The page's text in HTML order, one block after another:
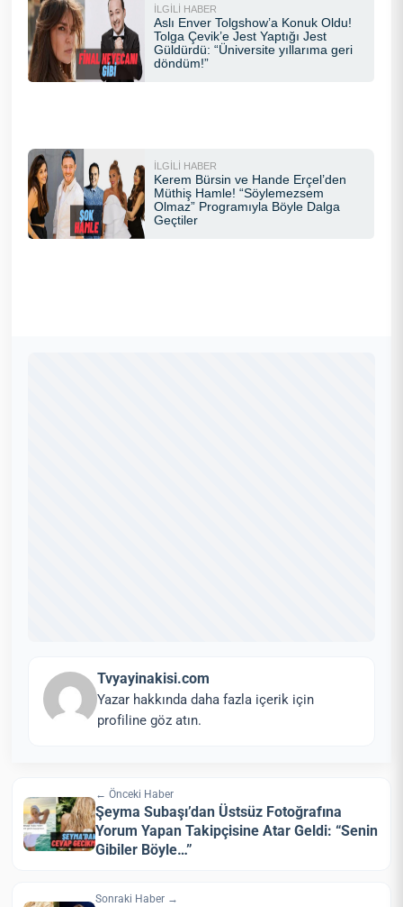
Tvyayinakisi.com
Yazar hakkında daha fazla içerik için
profiline göz atın.
← Önceki Haber
Şeyma Subaşı’dan Üstsüz Fotoğrafına
Yorum Yapan Takipçisine Atar Geldi: “Senin
Gibiler Böyle…”
Sonraki Haber →